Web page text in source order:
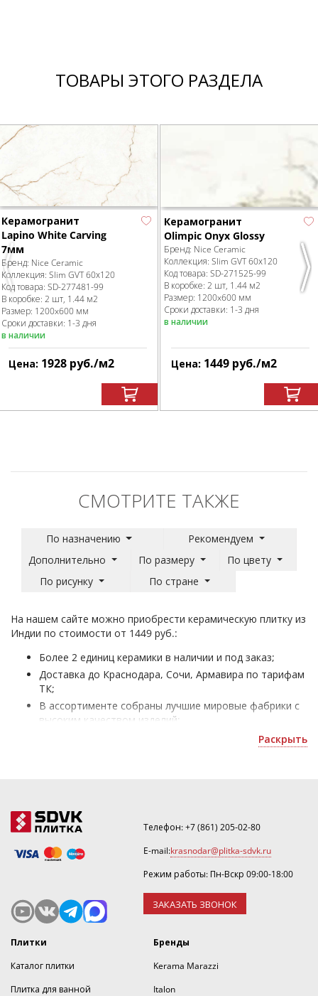
ТОВАРЫ ЭТОГО РАЗДЕЛА
Previous
Керамогранит
Lapino White Carving
7мм
Бренд: Nice Ceramic
Коллекция: Slim GVT 60х120
Код товара: SD-277481-99
В коробке: 2 шт, 1.44 м2
Размер: 1200x600 мм
Сроки доставки: 1-3 дня
в наличии
Цена: 1928 руб./м2
Керамогранит
Olimpic Onyx Glossy
Бренд: Nice Ceramic
Коллекция: Slim GVT 60х120
Код товара: SD-271525-99
В коробке: 2 шт, 1.44 м2
Размер: 1200x600 мм
Сроки доставки: 1-3 дня
в наличии
Цена: 1449 руб./м2
СМОТРИТЕ ТАКЖЕ
По назначению
Рекомендуем
Дополнительно
По размеру
По цвету
По рисунку
По стране
На нашем сайте можно приобрести керамическую плитку из
Индии по стоимости от 1449 руб.:
Более 2 единиц керамики в наличии и под заказ;
Доставка до Краснодара, Сочи, Армавира по тарифам
ТК;
В ассортименте собраны лучшие мировые фабрики с
высоким качеством изделий;
Индийская плитка - для оформления домов иРаскрыть
Телефон:+7 (861) 205-02-80
E-mail:krasnodar@plitka-sdvk.ru
Режим работы: Пн-Вскр 09:00-18:00
ЗАКАЗАТЬ ЗВОНОК
Плитки
Каталог плитки
Плитка для ванной
Бренды
Kerama Marazzi
Italon